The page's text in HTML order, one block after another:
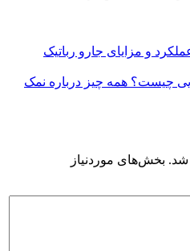
و مزایای جارو رباتیک
چیست؟ همه چیز درباره نمک
شد. بخش‌های موردنیاز